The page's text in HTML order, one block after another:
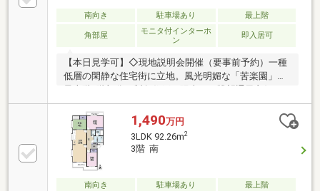
南向き 駐車場あり 最上階
角部屋
モニタ付インターホ
ン
即入居可
【本日見学可】◇現地説明会開催（要事前予約）一種
低層の閑静な住宅街に立地。風光明媚な「苦楽園」。
す。平成28年リフォーム履歴ございます。
1,490万円
3LDK 92.26m2
3階 南
南向き 駐車場あり 最上階